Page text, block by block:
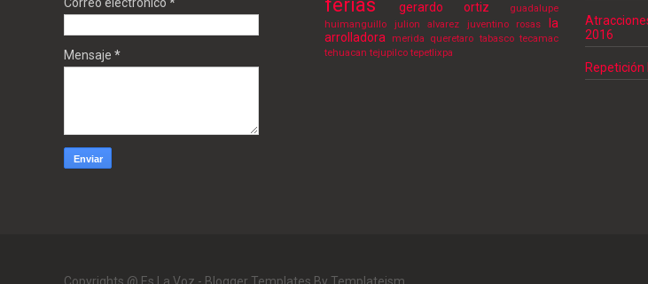
Mensaje *
gerardo ortiz
guadalupe
huimanguillo
julion alvarez juventino rosas
la
arrolladora
merida queretaro tabasco tecamac
tehuacan tejupilco tepetlixpa
2016
Repetición